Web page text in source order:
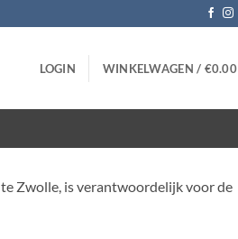
LOGIN WINKELWAGEN / €0.00
Zwolle, is verantwoordelijk voor de